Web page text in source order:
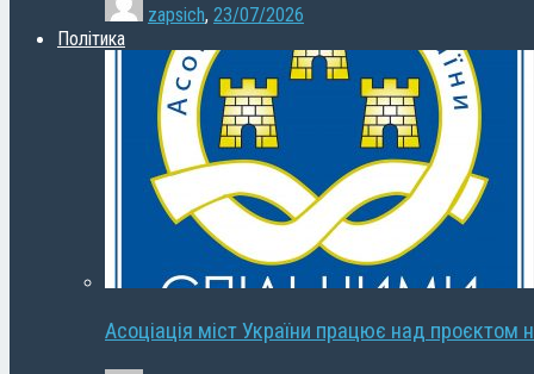
zapsich, 23/07/2026
Політика
Асоціація міст України працює над проєктом